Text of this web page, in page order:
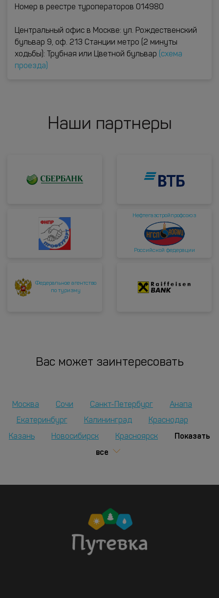
Номер в реестре туроператоров 014980
Центральный офис в Москве: ул. Рождественский
бульвар 9, оф. 213 Станции метро (2 минуты
ходьбы): Трубная или Цветной бульвар
(схема
проезда)
Наши партнеры
Нефтегазстройпрофсоюз
Российской федерации
Федеральное агентство
по туризму
Вас может заинтересовать
Москва Сочи Санкт-Петербург
Анапа
Екатеринбург
Калининград Краснодар
Казань Новосибирск Красноярск
Показать
все